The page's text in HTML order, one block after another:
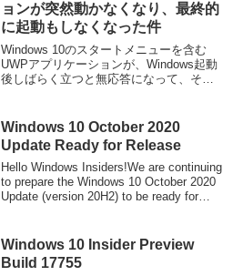
ョンが突然動かなくなり、最終的
に起動もしなくなった件
Windows 10のスタートメニューを含む
UWPアプリケーションが、Windows起動
後しばらく立つと無応答になって、その
イベントログ(アプリケーション)で関連...
Windows 10 October 2020
Update Ready for Release
Hello Windows Insiders!We are continuing
to prepare the Windows 10 October 2020
Update (version 20H2) to be ready for
Windows 10 Insider Preview
Build 17755